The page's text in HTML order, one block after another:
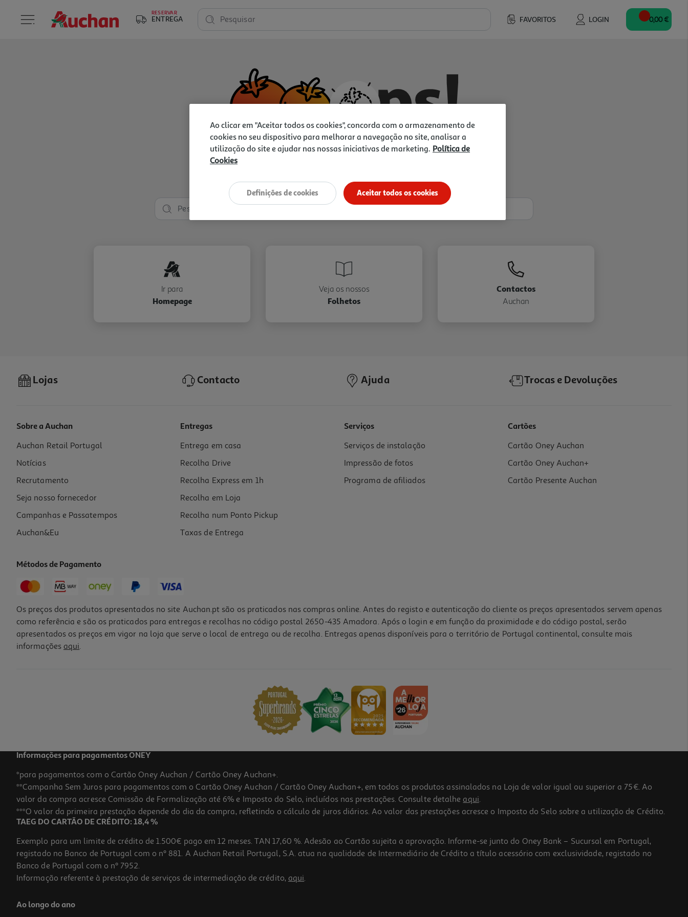
RESERVAR
ENTREGA FAVORITOS LOGIN
Pesquisar 0,00 €
Vamos tentar de novo?
Ir para
Homepage
Veja os nossos
Folhetos
Contactos
Auchan
Lojas Contacto Ajuda Trocas e Devoluções
Sobre a Auchan
Auchan Retail Portugal
Notícias
Recrutamento
Seja nosso fornecedor
Campanhas e Passatempos
Auchan&Eu
Entregas
Entrega em casa
Recolha Drive
Recolha Express em 1h
Recolha em Loja
Recolha num Ponto Pickup
Taxas de Entrega
Serviços
Serviços de instalação
Impressão de fotos
Programa de afiliados
Cartões
Cartão Oney Auchan
Cartão Oney Auchan+
Cartão Presente Auchan
Métodos de Pagamento
Os preços dos produtos apresentados no site Auchan.pt são os praticados nas compras online. Antes do registo e autenticação do cliente os preços apresentados servem apenas
como referência e são os praticados para entregas e recolhas no código postal 2650-435 Amadora. Após o login e em função da proximidade e do código postal, serão
apresentados os preços em vigor na loja que serve o local de entrega ou de recolha. Entregas apenas disponíveis para o território de Portugal continental, consulte mais
informações aqui.
Informações para pagamentos ONEY
*para pagamentos com o Cartão Oney Auchan / Cartão Oney Auchan+.
**Campanha Sem Juros para pagamentos com o Cartão Oney Auchan / Cartão Oney Auchan+, em todos os produtos assinalados na Loja de valor igual ou superior a 75€. Ao
valor da compra acresce Comissão de Formalização até 6% e Imposto do Selo, incluídos nas prestações. Consulte detalhe aqui.
***O valor da primeira prestação depende do dia da compra, refletindo o cálculo de juros diários. Ao valor das prestações acresce o Imposto do Selo sobre a utilização de Crédito.
TAEG DO CARTÃO DE CRÉDITO: 18,4 %
Exemplo para um limite de crédito de 1.500€ pago em 12 meses. TAN 17,60 %. Adesão ao Cartão sujeita a aprovação. Informe-se junto do Oney Bank – Sucursal em Portugal,
registado no Banco de Portugal com o nº 881. A Auchan Retail Portugal, S.A. atua na qualidade de Intermediário de Crédito a título acessório com exclusividade, registado no
Banco de Portugal com o nº 7952.
Informação referente à prestação de serviços de intermediação de crédito, aqui.
Ao longo do ano
Ao clicar em "Aceitar todos os cookies", concorda com o armazenamento de
cookies no seu dispositivo para melhorar a navegação no site, analisar a
utilização do site e ajudar nas nossas iniciativas de marketing. Política de
Cookies
Aceitar todos os cookies
Definições de cookies